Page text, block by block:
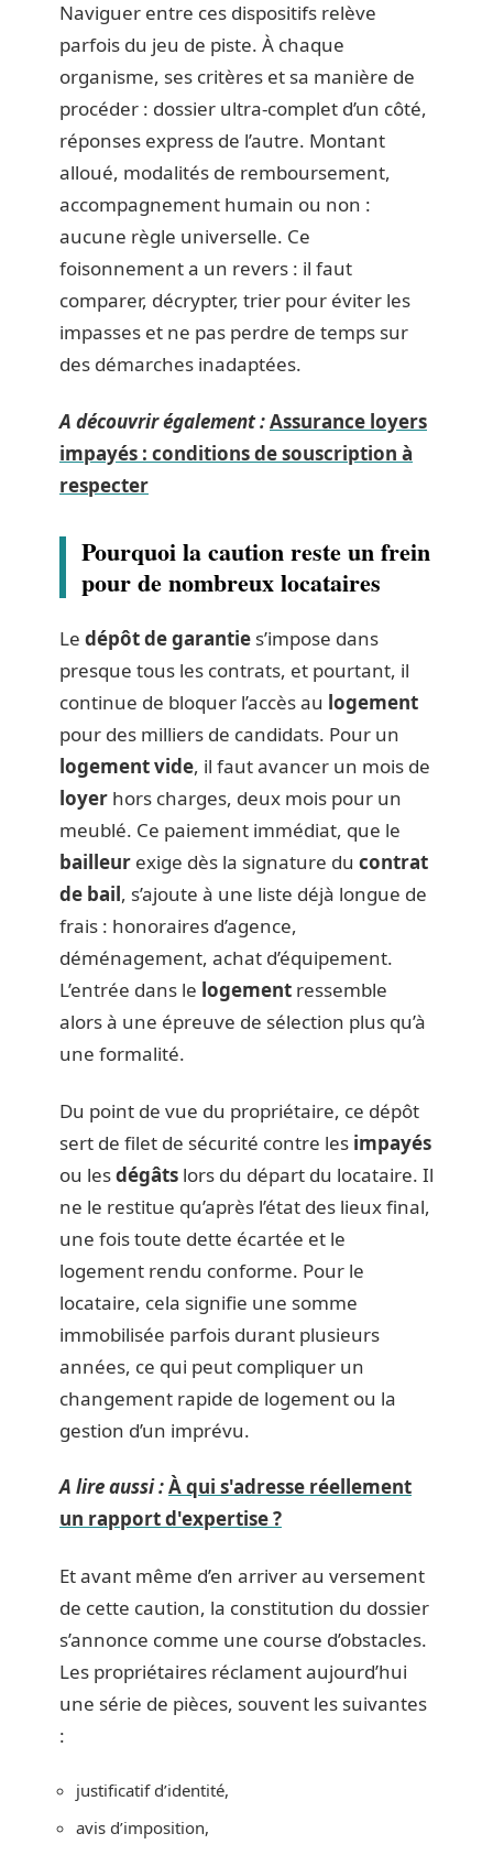
Naviguer entre ces dispositifs relève
parfois du jeu de piste. À chaque
organisme, ses critères et sa manière de
procéder : dossier ultra-complet d’un côté,
réponses express de l’autre. Montant
alloué, modalités de remboursement,
accompagnement humain ou non :
aucune règle universelle. Ce
foisonnement a un revers : il faut
comparer, décrypter, trier pour éviter les
impasses et ne pas perdre de temps sur
des démarches inadaptées.
A découvrir également :Assurance loyers
impayés : conditions de souscription à
respecter
Pourquoi la caution reste un frein
pour de nombreux locataires
Le dépôt de garantie s’impose dans
presque tous les contrats, et pourtant, il
continue de bloquer l’accès au logement
pour des milliers de candidats. Pour un
logement vide, il faut avancer un mois de
loyer hors charges, deux mois pour un
meublé. Ce paiement immédiat, que le
bailleur exige dès la signature du contrat
de bail, s’ajoute à une liste déjà longue de
frais : honoraires d’agence,
déménagement, achat d’équipement.
L’entrée dans le logement ressemble
alors à une épreuve de sélection plus qu’à
une formalité.
Du point de vue du propriétaire, ce dépôt
sert de filet de sécurité contre les impayés
ou lesdégâts lors du départ du locataire. Il
ne le restitue qu’après l’état des lieux final,
une fois toute dette écartée et le
logement rendu conforme. Pour le
locataire, cela signifie une somme
immobilisée parfois durant plusieurs
années, ce qui peut compliquer un
changement rapide de logement ou la
gestion d’un imprévu.
A lire aussi :À qui s'adresse réellement
un rapport d'expertise ?
Et avant même d’en arriver au versement
de cette caution, la constitution du dossier
s’annonce comme une course d’obstacles.
Les propriétaires réclament aujourd’hui
une série de pièces, souvent les suivantes
:
justificatif d’identité,
avis d’imposition,